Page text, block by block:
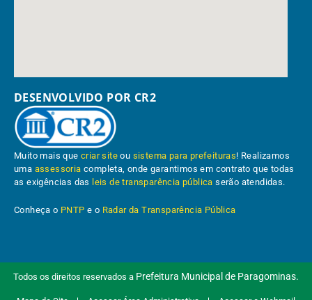
DESENVOLVIDO POR CR2
Muito mais quecriar site ou sistema para prefeituras! Realizamos
uma assessoria completa, onde garantimos em contrato que todas
as exigências das leis de transparência pública serão atendidas.
Conheça o PNTP e o Radar da Transparência Pública
Todos os direitos reservados a Prefeitura Municipal de Paragominas.